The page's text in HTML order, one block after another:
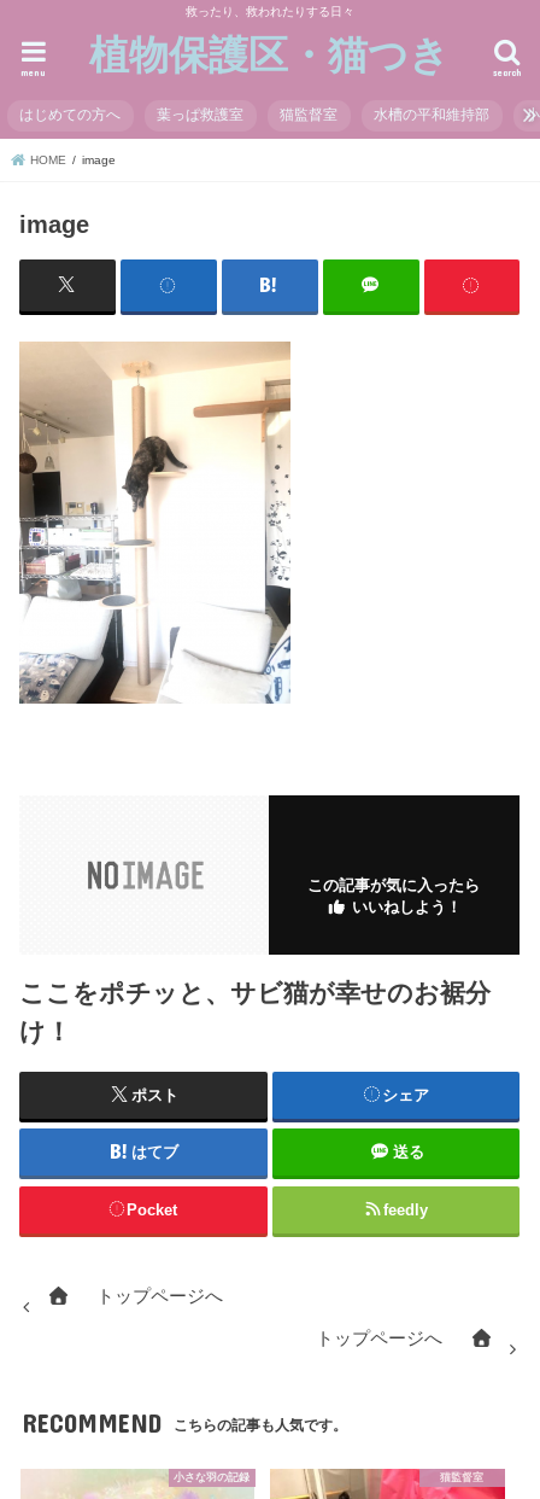
救ったり、救われたりする日々
植物保護区・猫つき search
menu
はじめての方へ 葉っぱ救護室 猫監督室 水槽の平和維持部
HOME image
image
この記事が気に入ったら
いいねしよう！
ここをポチッと、サビ猫が幸せのお裾分
け！
ポスト シェア
はてブ 送る
Pocket feedly
トップページへ
トップページへ
RECOMMEND こちらの記事も人気です。
小さな羽の記録 猫監督室